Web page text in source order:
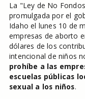
La "Ley de No
promulgada por el
Idaho el lunes 10 de
empresas de aborto
dólares de los
intencional de niños
prohíbe a las
escuelas públicas
sexual a los niños.